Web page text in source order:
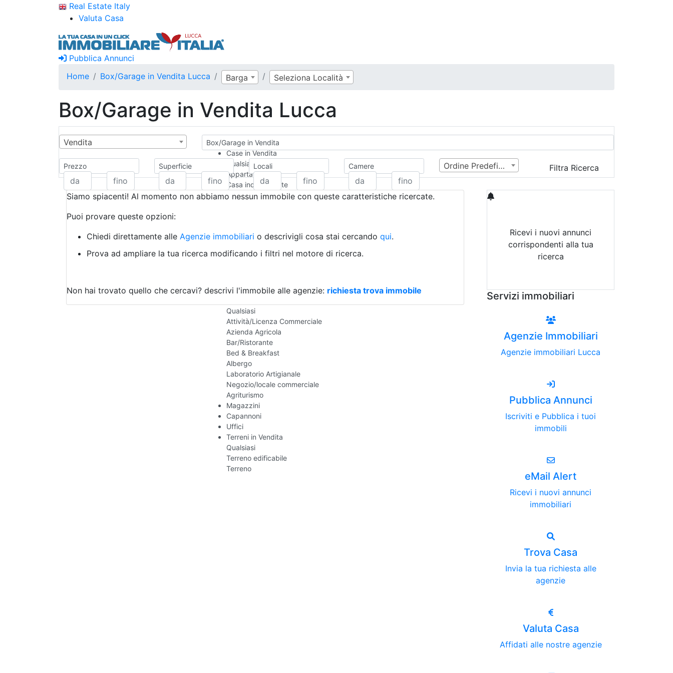
Real Estate Italy
Valuta Casa
Pubblica Annunci
Home
Box/Garage in Vendita Lucca Barga Seleziona Località
Box/Garage in Vendita Lucca
Vendita
Box/Garage in Vendita
Case in Vendita
Qualsiasi
Appartamento
Casa indipendente
Casa Semi-indipendente
Rustico/Casale
Camera d'Albergo
Box/Garage
Qualsiasi
Attività/Licenza Commerciale
Azienda Agricola
Bar/Ristorante
Bed & Breakfast
Albergo
Laboratorio Artigianale
Negozio/locale commerciale
Agriturismo
Magazzini
Capannoni
Uffici
Terreni in Vendita
Qualsiasi
Terreno edificabile
Terreno
Prezzo Superficie Locali Camere Ordine Predefinito Filtra Ricerca
Siamo spiacenti! Al momento non abbiamo nessun immobile con queste caratteristiche ricercate.
Puoi provare queste opzioni:
Chiedi direttamente alle Agenzie immobiliari o descrivigli cosa stai cercando qui.
Prova ad ampliare la tua ricerca modificando i filtri nel motore di ricerca.
Non hai trovato quello che cercavi? descrivi l'immobile alle agenzie: richiesta trova immobile
Ricevi i nuovi annunci
corrispondenti alla tua
ricerca
Servizi immobiliari
Agenzie Immobiliari
Agenzie immobiliari Lucca
Pubblica Annunci
Iscriviti e Pubblica i tuoi
immobili
eMail Alert
Ricevi i nuovi annunci
immobiliari
Trova Casa
Invia la tua richiesta alle
agenzie
Valuta Casa
Affidati alle nostre agenzie